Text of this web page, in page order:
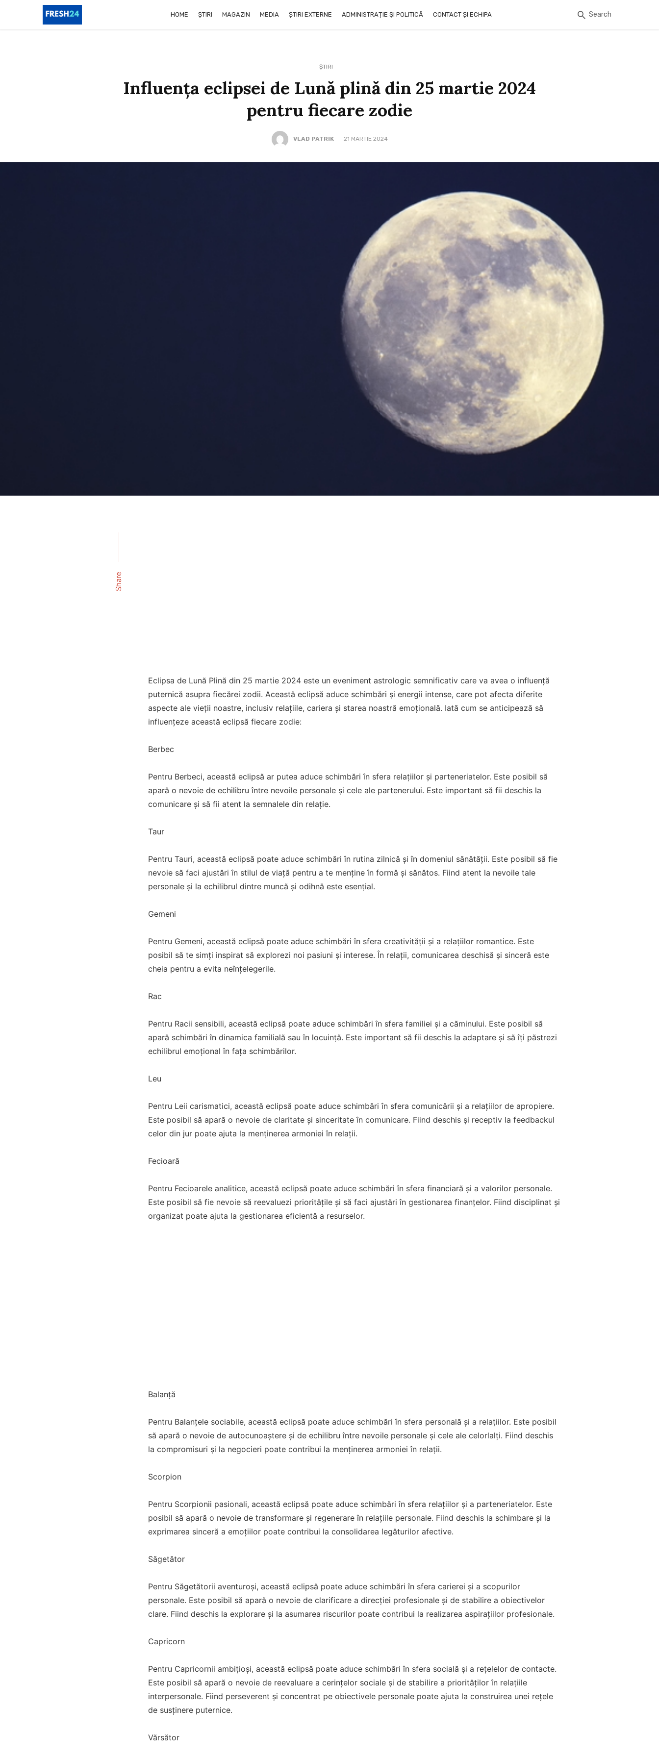
HOME ȘTIRI MAGAZIN MEDIA ȘTIRI EXTERNE ADMINISTRAȚIE ȘI POLITICĂ CONTACT ȘI ECHIPA Search
ȘTIRI
Influența eclipsei de Lună plină din 25 martie 2024
pentru fiecare zodie
VLAD PATRIK 21 MARTIE 2024
Share
Eclipsa de Lună Plină din 25 martie 2024 este un eveniment astrologic semnificativ care va avea o influență
puternică asupra fiecărei zodii. Această eclipsă aduce schimbări și energii intense, care pot afecta diferite
aspecte ale vieții noastre, inclusiv relațiile, cariera și starea noastră emoțională. Iată cum se anticipează să
influențeze această eclipsă fiecare zodie:
Berbec
Pentru Berbeci, această eclipsă ar putea aduce schimbări în sfera relațiilor și parteneriatelor. Este posibil să
apară o nevoie de echilibru între nevoile personale și cele ale partenerului. Este important să fii deschis la
comunicare și să fii atent la semnalele din relație.
Taur
Pentru Tauri, această eclipsă poate aduce schimbări în rutina zilnică și în domeniul sănătății. Este posibil să fie
nevoie să faci ajustări în stilul de viață pentru a te menține în formă și sănătos. Fiind atent la nevoile tale
personale și la echilibrul dintre muncă și odihnă este esențial.
Gemeni
Pentru Gemeni, această eclipsă poate aduce schimbări în sfera creativității și a relațiilor romantice. Este
posibil să te simți inspirat să explorezi noi pasiuni și interese. În relații, comunicarea deschisă și sinceră este
cheia pentru a evita neînțelegerile.
Rac
Pentru Racii sensibili, această eclipsă poate aduce schimbări în sfera familiei și a căminului. Este posibil să
apară schimbări în dinamica familială sau în locuință. Este important să fii deschis la adaptare și să îți păstrezi
echilibrul emoțional în fața schimbărilor.
Leu
Pentru Leii carismatici, această eclipsă poate aduce schimbări în sfera comunicării și a relațiilor de apropiere.
Este posibil să apară o nevoie de claritate și sinceritate în comunicare. Fiind deschis și receptiv la feedbackul
celor din jur poate ajuta la menținerea armoniei în relații.
Fecioară
Pentru Fecioarele analitice, această eclipsă poate aduce schimbări în sfera financiară și a valorilor personale.
Este posibil să fie nevoie să reevaluezi prioritățile și să faci ajustări în gestionarea finanțelor. Fiind disciplinat și
organizat poate ajuta la gestionarea eficientă a resurselor.
Balanță
Pentru Balanțele sociabile, această eclipsă poate aduce schimbări în sfera personală și a relațiilor. Este posibil
să apară o nevoie de autocunoaștere și de echilibru între nevoile personale și cele ale celorlalți. Fiind deschis
la compromisuri și la negocieri poate contribui la menținerea armoniei în relații.
Scorpion
Pentru Scorpionii pasionali, această eclipsă poate aduce schimbări în sfera relațiilor și a parteneriatelor. Este
posibil să apară o nevoie de transformare și regenerare în relațiile personale. Fiind deschis la schimbare și la
exprimarea sinceră a emoțiilor poate contribui la consolidarea legăturilor afective.
Săgetător
Pentru Săgetătorii aventuroși, această eclipsă poate aduce schimbări în sfera carierei și a scopurilor
personale. Este posibil să apară o nevoie de clarificare a direcției profesionale și de stabilire a obiectivelor
clare. Fiind deschis la explorare și la asumarea riscurilor poate contribui la realizarea aspirațiilor profesionale.
Capricorn
Pentru Capricornii ambițioși, această eclipsă poate aduce schimbări în sfera socială și a rețelelor de contacte.
Este posibil să apară o nevoie de reevaluare a cerințelor sociale și de stabilire a priorităților în relațiile
interpersonale. Fiind perseverent și concentrat pe obiectivele personale poate ajuta la construirea unei rețele
de susținere puternice.
Vărsător